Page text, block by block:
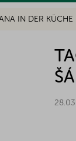
IN DER KÜCHE